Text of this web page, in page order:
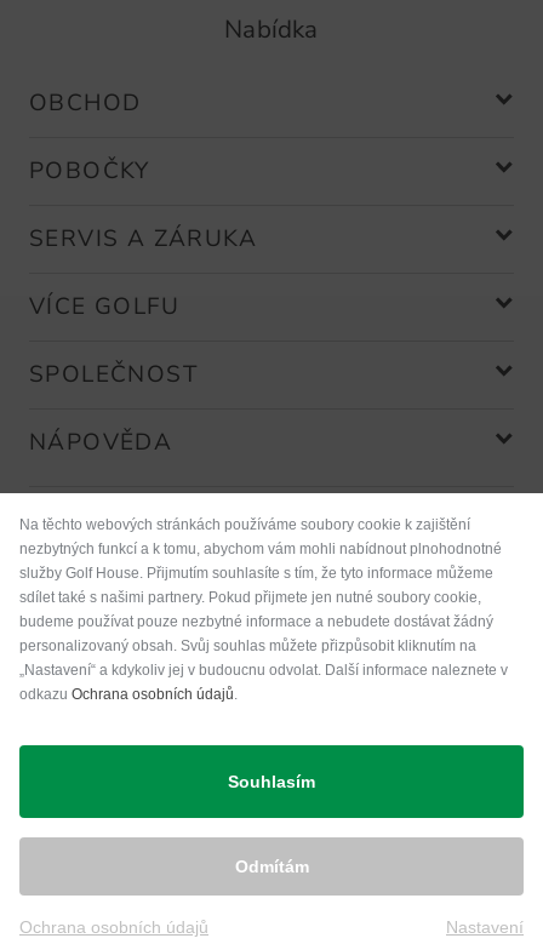
Nabídka
OBCHOD
POBOČKY
SERVIS A ZÁRUKA
VÍCE GOLFU
SPOLEČNOST
NÁPOVĚDA
Platební metody
Přeprava
Na těchto webových stránkách používáme soubory cookie k zajištění
nezbytných funkcí a k tomu, abychom vám mohli nabídnout plnohodnotné
služby Golf House. Přijmutím souhlasíte s tím, že tyto informace můžeme
sdílet také s našimi partnery. Pokud přijmete jen nutné soubory cookie,
budeme používat pouze nezbytné informace a nebudete dostávat žádný
personalizovaný obsah. Svůj souhlas můžete přizpůsobit kliknutím na
„Nastavení“ a kdykoliv jej v budoucnu odvolat. Další informace naleznete v
odkazu Ochrana osobních údajů.
Souhlasím
Odmítám
Ochrana osobních údajů Nastavení